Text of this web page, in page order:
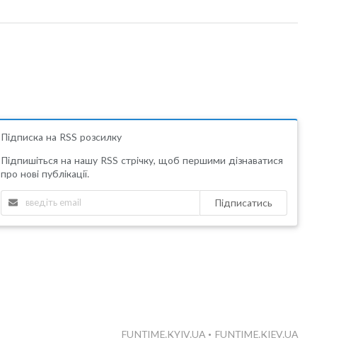
Підписка на RSS розсилку
Підпишіться на нашу RSS стрічку, щоб першими дізнаватися
про нові публікації.
Підписатись
FUNTIME.KYIV.UA • FUNTIME.KIEV.UA